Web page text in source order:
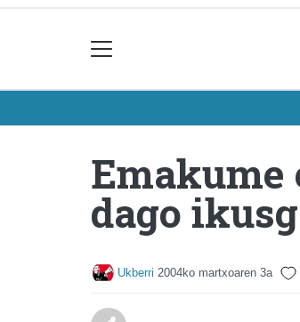
dago
Ukberri 2004ko martxoaren 3a